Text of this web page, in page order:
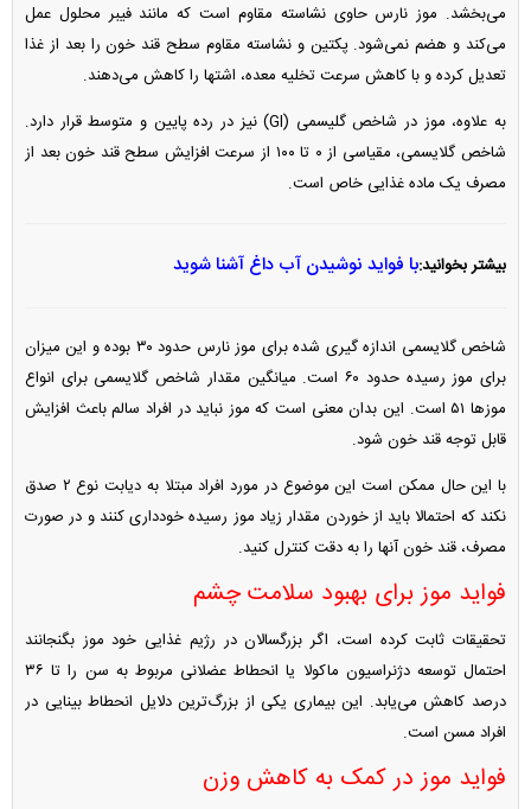
می‌بخشد. موز نارس حاوی نشاسته مقاوم است که مانند فیبر محلول عمل
می‌کند و هضم نمی‌شود. پکتین و نشاسته مقاوم سطح قند خون را بعد از غذا
تعدیل کرده و با کاهش سرعت تخلیه معده، اشتها را کاهش می‌دهند.
به علاوه، موز در شاخص گلیسمی (GI) نیز در رده پایین و متوسط قرار دارد.
شاخص گلایسمی، مقیاسی از ۰ تا ۱۰۰ از سرعت افزایش سطح قند خون بعد از
مصرف یک ماده غذایی خاص است.
بیشتر بخوانید:با فواید نوشیدن آب داغ آشنا شوید
شاخص گلایسمی اندازه گیری شده برای موز نارس حدود ۳۰ بوده و این میزان
برای موز رسیده حدود ۶۰ است. میانگین مقدار شاخص گلایسمی برای انواع
موز‌ها ۵۱ است. این بدان معنی است که موز نباید در افراد سالم باعث افزایش
قابل توجه قند خون شود.
با این حال ممکن است این موضوع در مورد افراد مبتلا به دیابت نوع ۲ صدق
نکند که احتمالا باید از خوردن مقدار زیاد موز رسیده خودداری کنند و در صورت
مصرف، قند خون آنها را به دقت کنترل کنید.
فواید موز برای بهبود سلامت چشم
تحقیقات ثابت کرده است، اگر بزرگسالان در رژیم غذایی خود موز بگنجانند
احتمال توسعه دژنراسیون ماکولا یا انحطاط عضلانی مربوط به سن را تا ۳۶
درصد کاهش می‌یابد. این بیماری یکی از بزرگ‌ترین دلایل انحطاط بینایی در
افراد مسن است.
فواید موز در کمک به کاهش وزن